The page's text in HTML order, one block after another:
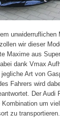
unwiderruflichen
wir dieser
Maxime aus
dank Vmax
Art von
Fahrers wird
Der Audi
um
zu transportieren.